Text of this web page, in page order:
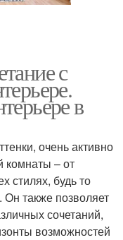
с
в
очень активно
комнаты – от
стилях, будь то
Он также позволяет
сочетаний,
возможностей